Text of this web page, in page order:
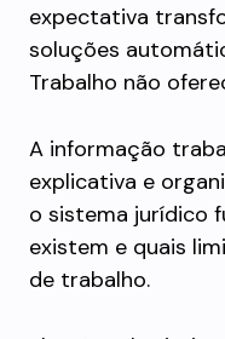
expectativa
soluções
Trabalho não
A informação
explicativa e
o sistema jurídico
existem e quais
de trabalho.